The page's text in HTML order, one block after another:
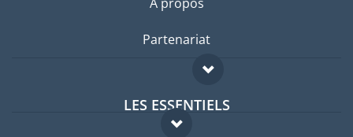
Partenariat
LES ESSENTIELS
Forum expatriés